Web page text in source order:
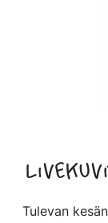
Tulevan